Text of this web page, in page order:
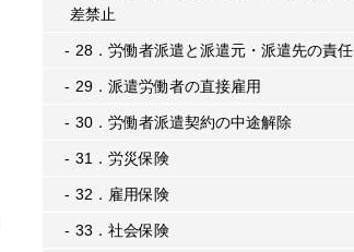
差禁止
28．労働者派遣と派遣元・派遣先の責任
29．派遣労働者の直接雇用
30．労働者派遣契約の中途解除
31．労災保険
32．雇用保険
33．社会保険